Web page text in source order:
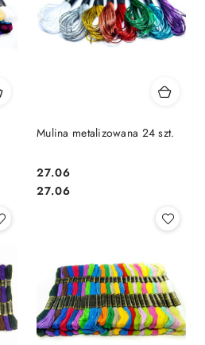
Mulina metalizowana 24 szt.
Cena:
27.06
Cena:
27.06